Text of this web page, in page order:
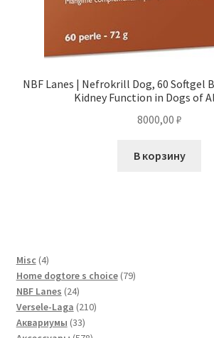
NBF Lanes | Nefrokrill Dog, 60 Softgel
Kidney Function in Dogs of
8000,00 ₽
В корзину
Misc 44
товара
Home dogtore s choice 7979
NBF Lanes 2424
товара
Versele-Laga 210210
Аквариумы 3333